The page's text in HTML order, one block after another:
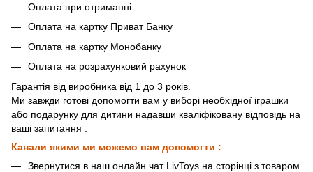
Оплата при отриманні.
Оплата на картку Приват Банку
Оплата на картку Монобанку
Оплата на розрахунковий рахунок
Гарантія від виробника від 1 до 3 років.
Ми завжди готові допомогти вам у виборі необхідної іграшки
або подарунку для дитини надавши кваліфіковану відповідь на
ваші запитання :
Канали якими ми можемо вам допомогти :
Звернутися в наш онлайн чат LivToys на сторінці з товаром